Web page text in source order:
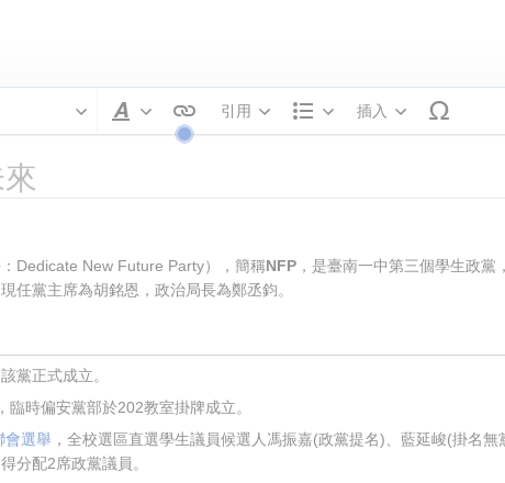
文字樣式
引用
結構
插入
：Dedicate New Future Party），簡稱NFP ，是臺南一中第三個學生政黨
任黨主席為胡銘恩，政治局長為鄭丞鈞。
黨正式成立。
臨時偏安黨部於202教室掛牌成立。
會選舉 ，全校選區直選學生議員候選人馮振嘉(政黨提名)、藍延峻(掛名
分配2席政黨議員。